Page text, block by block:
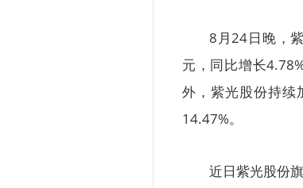
8月24日晚，
元，同比增长
外，紫光股份持续
14.47%。
近日紫光股份